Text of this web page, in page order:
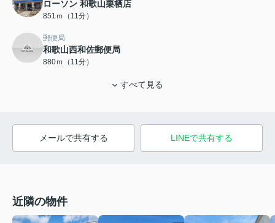
ローソン 和歌山栗栖店
851ｍ（11分）
郵便局
和歌山西和佐郵便局
880ｍ（11分）
すべて見る
メールで共有する LINEで共有する
近隣の物件